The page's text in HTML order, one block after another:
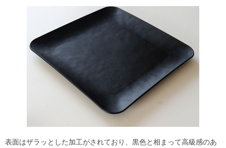
表面はザラッとした加工がされており、黒色と相まって高級感のあ